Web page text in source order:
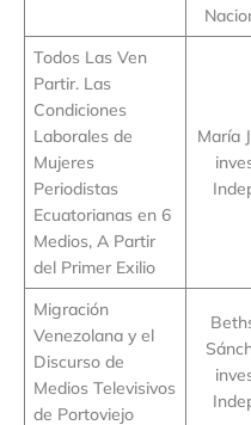
Todos Las Ven
Partir. Las
Condiciones
Laborales de
Mujeres
Periodistas
Ecuatorianas en 6
Medios, A Partir
del Primer Exilio
María
Migración
Venezolana y el
Discurso de
Medios Televisivos
de Portoviejo